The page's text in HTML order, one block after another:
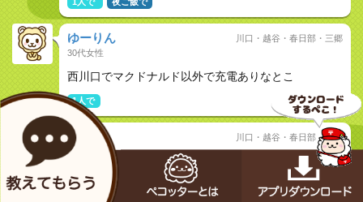
ゆーりん
30代女性
川口・越谷・春日部・三郷
西川口でマクドナルド以外で充電ありなとこ
1人で
もも
30代女性
川口・越谷・春日部・三郷
幸手駅近くで美味しいお肉を食べられる、おひとりさ
までも入りやすいお店ご存知でしたらぜひ！